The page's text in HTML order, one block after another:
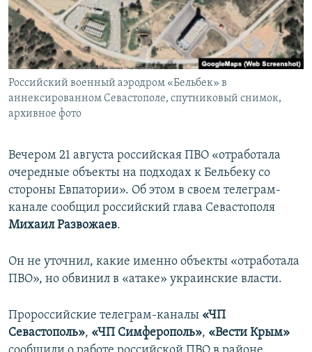
ПОБЕДИТЕЛЕЙ НЕ СУДЯТ?
КРЫМ.НЕПОКОРЕННЫЙ
ELIFBE
УКРАИНСКАЯ ПРОБЛЕМА КРЫМА
ПРИСОЕДИНЯЙТЕСЬ!
Все сайты RFE/RL
Российский военный аэродром «Бельбек» в
аннексированном Севастополе, спутниковый снимок,
архивное фото
Вечером 21 августа российская ПВО «отработала
очередные объекты на подходах к Бельбеку со
стороны Евпатории». Об этом в своем телеграм-
канале сообщил российский глава Севастополя
Михаил Развожаев.
Он не уточнил, какие именно объекты «отработала
ПВО», но обвинил в «атаке» украинские власти.
Пророссийские телеграм-каналы «ЧП
Севастополь», «ЧП Симферополь», «Вести Крым»